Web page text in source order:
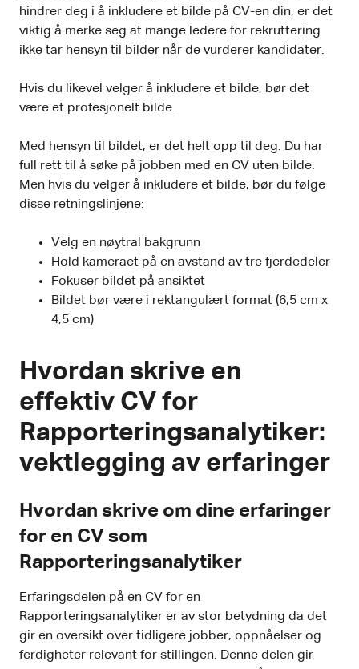
hindrer deg i å inkludere et bilde på CV-en din, er det
viktig å merke seg at mange ledere for rekruttering
ikke tar hensyn til bilder når de vurderer kandidater.
Hvis du likevel velger å inkludere et bilde, bør det
være et profesjonelt bilde.
Med hensyn til bildet, er det helt opp til deg. Du har
full rett til å søke på jobben med en CV uten bilde.
Men hvis du velger å inkludere et bilde, bør du følge
disse retningslinjene:
Velg en nøytral bakgrunn
Hold kameraet på en avstand av tre fjerdedeler
Fokuser bildet på ansiktet
Bildet bør være i rektangulært format (6,5 cm x
4,5 cm)
Hvordan skrive en
effektiv CV for
Rapporteringsanalytiker:
vektlegging av erfaringer
Hvordan skrive om dine erfaringer
for en CV som
Rapporteringsanalytiker
Erfaringsdelen på en CV for en
Rapporteringsanalytiker er av stor betydning da det
gir en oversikt over tidligere jobber, oppnåelser og
ferdigheter relevant for stillingen. Denne delen gir